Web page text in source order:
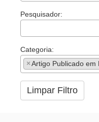
Pesquisador:
Categoria:
×Artigo Publicado em
Limpar Filtro